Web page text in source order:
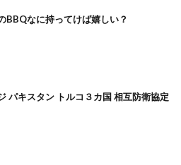
BBQなに持ってけば嬉しい？
パキスタン トルコ３カ国 相互防衛協定